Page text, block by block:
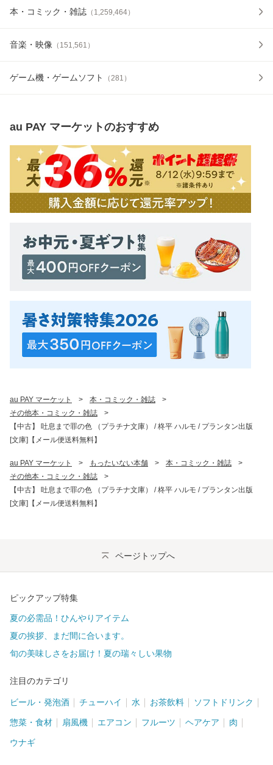
本・コミック・雑誌 （ 1,259,464）
音楽・映像 （ 151,561 ）
ゲーム機・ゲームソフト （281 ）
au PAY マーケットのおすすめ
au PAY マーケット > 本・コミック・雑誌
>
その他本・コミック・雑誌
>
【中古】 吐息まで罪の色 （プラチナ文庫） / 柊平 ハルモ / プランタン出版
[文庫]【メール便送料無料】
au PAY マーケット > もったいない本舗 > 本・コミック・雑誌
>
その他本・コミック・雑誌
>
【中古】 吐息まで罪の色 （プラチナ文庫） / 柊平 ハルモ / プランタン出版
[文庫]【メール便送料無料】
ページトップへ
ピックアップ特集
夏の必需品！ひんやりアイテム
夏の挨拶、まだ間に合います。
旬の美味しさをお届け！夏の瑞々しい果物
注目のカテゴリ
ビール・発泡酒 チューハイ 水 お茶飲料 ソフトドリンク
惣菜・食材 扇風機 エアコン フルーツ ヘアケア 肉
ウナギ